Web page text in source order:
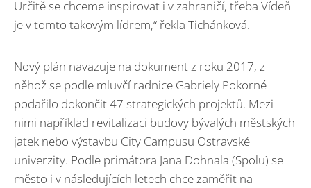
Určitě se chceme inspirovat i v zahraničí, třeba Vídeň
je v tomto takovým lídrem,“ řekla Tichánková.
Nový plán navazuje na dokument z roku 2017, z
něhož se podle mluvčí radnice Gabriely Pokorné
podařilo dokončit 47 strategických projektů. Mezi
nimi například revitalizaci budovy bývalých městských
jatek nebo výstavbu City Campusu Ostravské
univerzity. Podle primátora Jana Dohnala (Spolu) se
město i v následujících letech chce zaměřit na